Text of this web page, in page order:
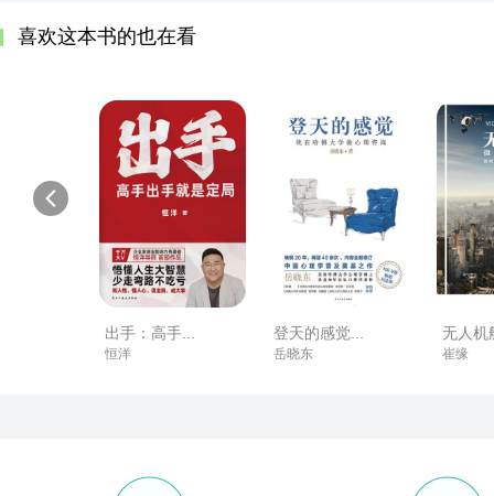
喜欢这本书的也在看
出手：高手...
恒洋
登天的感觉...
岳晓东
无人机
崔缘